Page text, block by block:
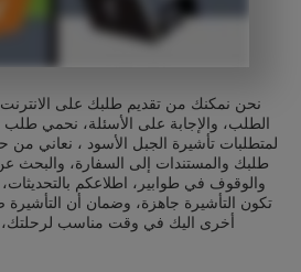
نحن نمكنك من تقديم طلبك على
الطلب، والإجابة على الأسئلة، نحمي طلب
لمتطلبات تأشيرة الجبل الأسود ، نعاني من
طلبك والمستندات إلى السفارة، والبحث
والوقوف في طوابير، اطلاعكم
تكون التأشيرة جاهزة، وضمان أن
أخرى اليك في وقت مناسب لرحلتك،